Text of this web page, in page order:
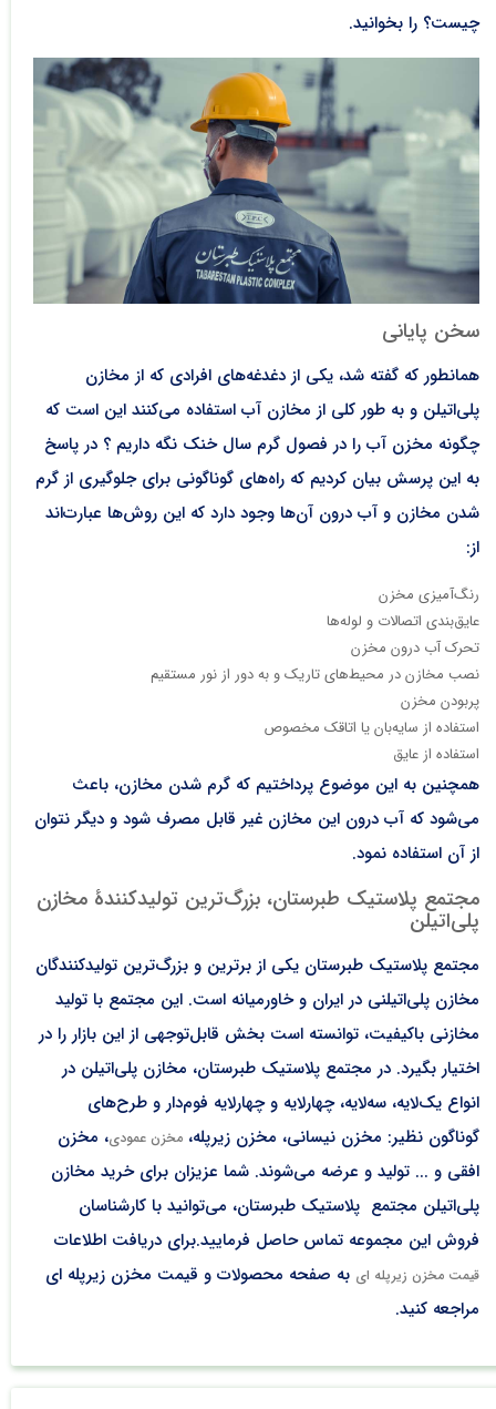
چیست؟ را بخوانید.
سخن پایانی
همانطور که گفته شد، یکی از دغدغه‌های افرادی که از مخازن
پلی‌اتیلن و به طور کلی از مخازن آب استفاده می‌کنند این است که
چگونه مخزن آب را در فصول گرم سال خنک نگه داریم ؟ در پاسخ
به این پرسش بیان کردیم که راه‌های گوناگونی برای جلوگیری از گرم
شدن مخازن و آب درون آن‌ها وجود دارد که این روش‌ها عبارت‌اند
از:
رنگ‌آمیزی مخزن
عایق‌بندی اتصالات و لوله‌ها
تحرک آب درون مخزن
نصب مخازن در محیط‌های تاریک و به دور از نور مستقیم
پربودن مخزن
استفاده از سایه‌بان یا اتاقک مخصوص
استفاده از عایق
همچنین به این موضوع پرداختیم که گرم شدن مخازن، باعث
می‌شود که آب درون این مخازن غیر قابل مصرف شود و دیگر نتوان
از آن استفاده نمود.
مجتمع پلاستیک طبرستان، بزرگ‌ترین تولیدکنندۀ مخازن
پلی‌اتیلن
مجتمع پلاستیک طبرستان یکی از برترین و بزرگ‌ترین تولیدکنندگان
مخازن پلی‌اتیلنی در ایران و خاورمیانه است. این مجتمع با تولید
مخازنی باکیفیت، توانسته است بخش قابل‌توجهی از این بازار را در
اختیار بگیرد. در مجتمع پلاستیک طبرستان، مخازن پلی‌اتیلن در
انواع یک‌لایه، سه‌لایه، چهارلایه و چهارلایه فوم‌دار و طرح‌های
گوناگون نظیر: مخزن نیسانی، مخزن زیرپله، مخزن عمودی، مخزن
افقی و ... تولید و عرضه می‌شوند. شما عزیزان برای خرید مخازن
پلی‌اتیلن مجتمع پلاستیک طبرستان، می‌توانید با کارشناسان
فروش این مجموعه تماس حاصل فرمایید.برای دریافت اطلاعات
قیمت مخزن زیرپله ای به صفحه محصولات و قیمت مخزن زیرپله ای
مراجعه کنید.